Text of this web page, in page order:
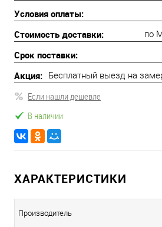
Условия оплаты:
Стоимость доставки: по
Срок поставки:
Акция: Бесплатный выезд на
Если нашли дешевле
В наличии
ХАРАКТЕРИСТИКИ
Производитель